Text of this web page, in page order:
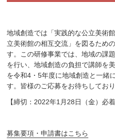
地域創造では「実践的な公立美術
立美術館の相互交流」を図るため
す。この研修事業では、地域の課
を行い、地域創造の負担で講師を
を令和4・5年度に地域創造と一緒
す。皆様のご応募をお待ちしており
【締切：2022年1月28日（金）必着
募集要項・申請書はこちら